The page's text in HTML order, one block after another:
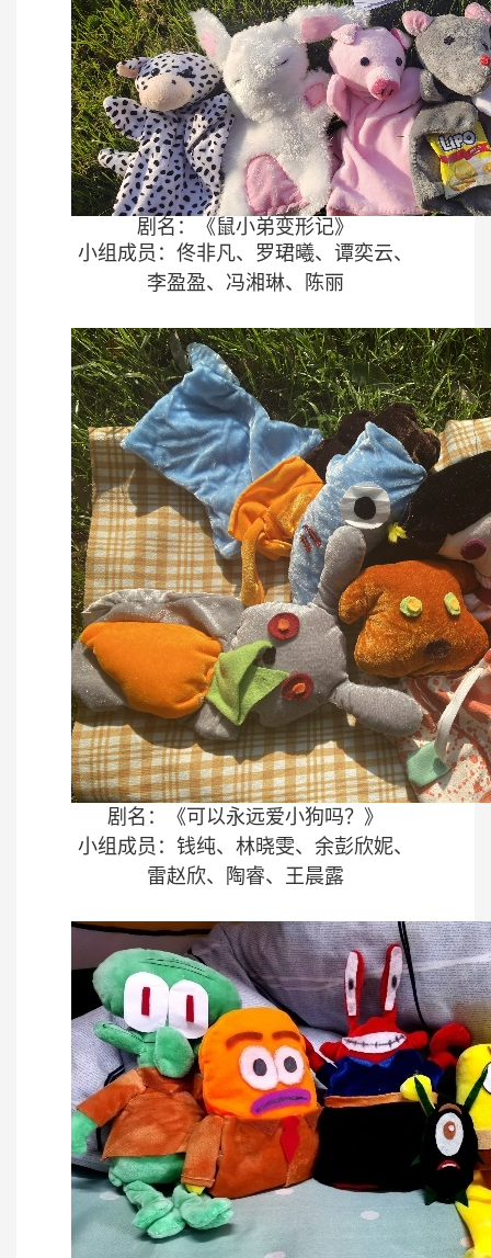
剧名：《鼠小弟变形记》
小组成员 ：佟非凡、罗珺曦、谭奕云、
李盈盈、冯湘琳、陈丽
剧名：《可以永远爱小狗吗？》
小组成员 ：钱纯、林晓雯、余彭欣妮、
雷赵欣、陶睿、王晨露